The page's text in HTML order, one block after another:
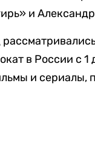
и
в России c 1
и сериалы,